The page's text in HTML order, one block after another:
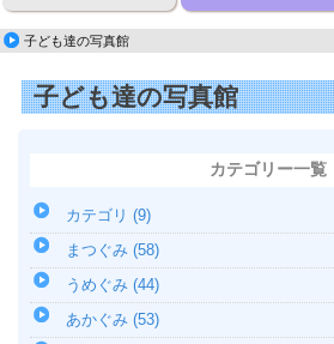
子ども達の写真館
子ども達の写真館
カテゴリー一覧
カテゴリ (9)
まつぐみ (58)
うめぐみ (44)
あかぐみ (53)